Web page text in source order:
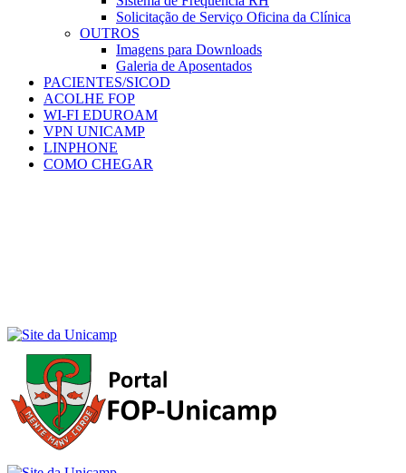
Solicitação de Serviço Oficina da Clínica
OUTROS
Imagens para Downloads
Galeria de Aposentados
PACIENTES/SICOD
ACOLHE FOP
WI-FI EDUROAM
VPN UNICAMP
LINPHONE
COMO CHEGAR